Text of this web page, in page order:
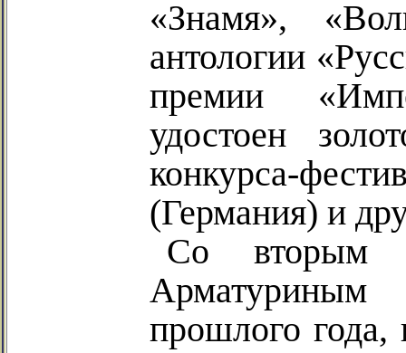
«Знамя»,
антологии
премии
удостоен
конкурса-
(Германия) и
Со вторым
Арматуриным
прошлого года,